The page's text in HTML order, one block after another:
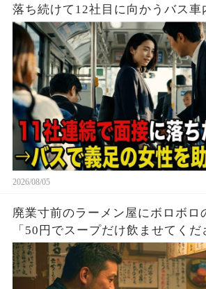
落ち続けて12社目に向かうバス車
を助けた結果…
2026/08/05
廃業寸前のラーメン屋にボロボロ
「50円でスープだけ飲ませてく
盛り2つどうぞ！」→20年後、双
す」実はこの子達…